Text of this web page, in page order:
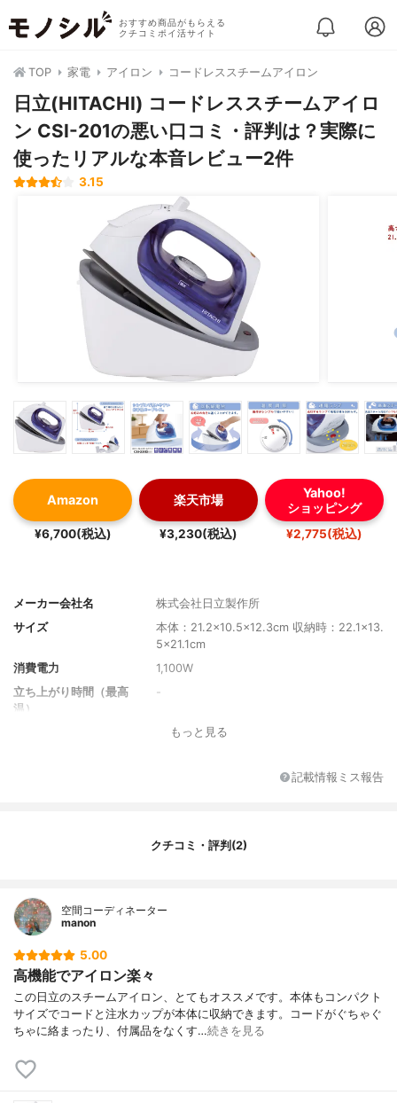
おすすめ商品がもらえる
クチコミポイ活サイト
TOP 家電 アイロン コードレススチームアイロン
日立(HITACHI) コードレススチームアイロ
ン CSI-201の悪い口コミ・評判は？実際に
使ったリアルな本音レビュー2件
3.15
Amazon
¥6,700(税込)
楽天市場
¥3,230(税込)
Yahoo!
ショッピング
¥2,775(税込)
メーカー会社名
株式会社日立製作所
サイズ
本体：21.2×10.5×12.3cm 収納時：22.1×13.
5×21.1cm
消費電力
1,100W
立ち上がり時間（最高
温）
-
約80ml
チタン含有コート
その他の特徴
もっと見る
記載情報ミス報告
クチコミ・評判(2)
空間コーディネーター
manon
5.00
高機能でアイロン楽々
この日立のスチームアイロン、とてもオススメです。本体もコンパクト
サイズでコードと注水カップが本体に収納できます。コードがぐちゃぐ
ちゃに絡まったり、付属品をなくす…続きを見る